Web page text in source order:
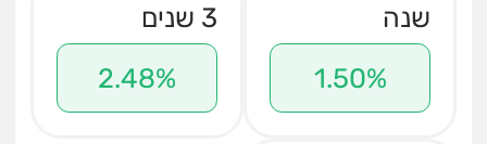
שנה
1.50%
3 שנים
2.48%